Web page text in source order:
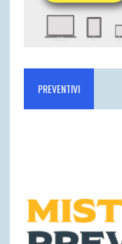
PREVENTIVI